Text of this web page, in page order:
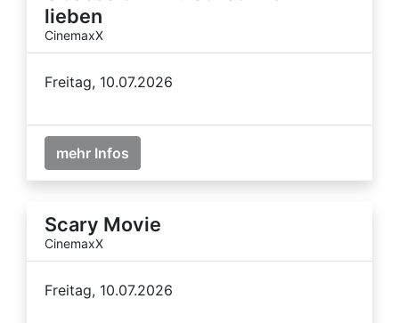
lieben
CinemaxX
Freitag, 10.07.2026
mehr Infos
Scary Movie
CinemaxX
Freitag, 10.07.2026